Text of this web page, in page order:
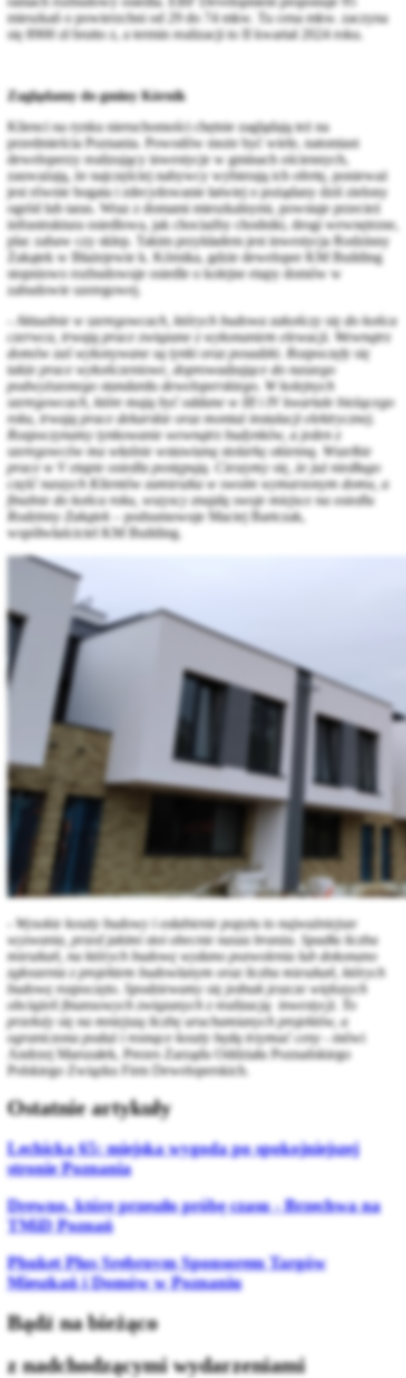
mieszkań o powierzchni od 29 do 74 mkw. Tu cena mkw. zaczyna
się 8900 zł brutto z, a termin realizacji to II kwartał 2024 roku.
Zaglądamy do gminy Kórnik
Klienci na rynku nieruchomości chętnie zaglądają też na
przedmieścia Poznania. Powodów może być wiele, natomiast
deweloperzy realizujący inwestycje w gminach ościennych,
zauważają, że najczęściej nabywcy wybierają ich ofertę, ponieważ
jest równie bogata i zdecydowanie łatwiej o pożądany dziś zielony
ogród lub taras. Wraz z domami mieszkalnymi, powstaje przecież
infrastruktura osiedlowa, jak chociażby chodniki, drogi wewnętrzne,
plac zabaw czy sklep. Takim przykładem jest inwestycja Rodzinny
Zakątek w Błażejewie k. Kórnika, gdzie deweloper KM Building
stopniowo rozbudowuje osiedle o kolejne etapy domów w
zabudowie szeregowej.
Aktualnie w szeregowcach, których budowa zakończy się do końca
czerwca, trwają prace związane z wykonaniem elewacji. Wewnątrz
domów zaś wykonywane są tynki oraz posadzki. Rozpoczęły się
także prace wykończeniowe, doprowadzające do naszego
podwyższonego standardu deweloperskiego. W kolejnych
szeregowcach, które mają być oddane w III i IV kwartale bieżącego
roku, trwają prace dekarskie oraz montaż instalacji elektrycznej.
Rozpoczynamy tynkowanie wewnątrz budynków, a jeden z
szeregowców ma właśnie wstawianą stolarkę okienną. Wszelkie
prace w V etapie osiedla postępują. Cieszymy się, że już niedługo
część naszych Klientów zamieszka w swoim wymarzonym domu, a
finalnie do końca roku, wszyscy znajdą swoje miejsce na osiedlu
Rodzinny Zakątek– podsumowuje Maciej Bartczak,
współwłaściciel KM Building.
Wysokie koszty budowy i osłabienie popytu to najważniejsze
wyzwania, przed jakimi stoi obecnie nasza branża. Spadła liczba
mieszkań, na których budowę wydano pozwolenia lub dokonano
zgłoszenia z projektem budowlanym oraz liczba mieszkań, których
budowę rozpoczęto. Spodziewamy się jednak jeszcze większych
obciążeń finansowych związanych z realizacją inwestycji. To
przełoży się na mniejszą liczbę uruchamianych projektów, a
ograniczona podaż i rosnące koszty będą trzymać ceny - mówi
Andrzej Marszałek, Prezes Zarządu Oddziału Poznańskiego
Polskiego Związku Firm Deweloperskich.
Ostatnie artykuły
Lechicka 65: miejska wygoda po spokojniejszej
stronie Poznania
Drewno, które przeszło próbę czasu - Brzechwa na
TMiD Poznań
Phuket Plus Srebrnym Sponsorem Targów
Mieszkań i Domów w Poznaniu
Bądź na bieżąco
z nadchodzącymi wydarzeniami